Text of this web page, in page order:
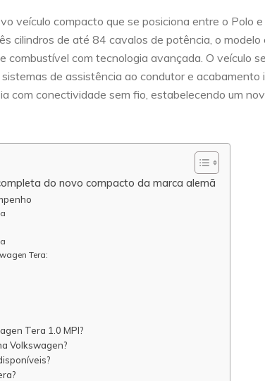
veículo compacto que se posiciona entre o Polo
cilindros de até 84 cavalos de potência, o
combustível com tecnologia avançada. O veículo
de assistência ao condutor e acabamento
com conectividade sem fio, estabelecendo um
do novo compacto da marca alemã
Tera:
Tera 1.0 MPI?
Volkswagen?